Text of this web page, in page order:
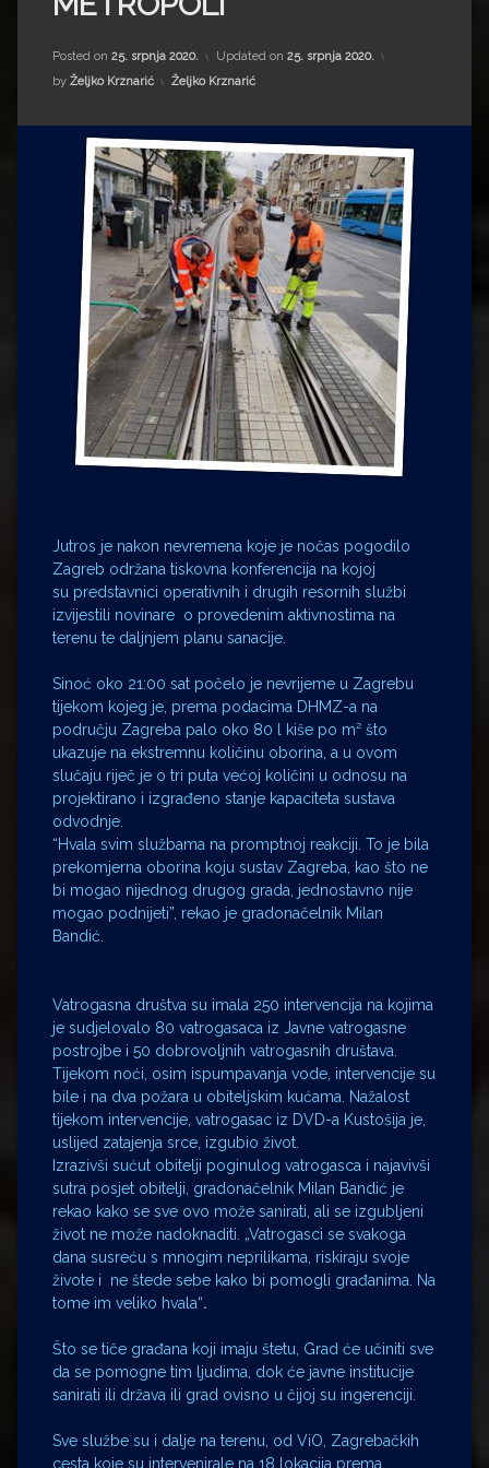
Impressum
Milenko Strižak
Drugi autori
Drugi autori
Ljiljana Lekanić-Kljaić
Željko Krznarić
Mario Lovreković
Miroslav Šantek
Posted on 25. srpnja 2020. Updated on 25. srpnja 2020.
by Željko Krznarić Kategorije:
Željko Krznarić
Jutros je nakon nevremena koje je nočas pogodilo
Zagreb održana tiskovna konferencija na kojoj
su predstavnici operativnih i drugih resornih službi
izvijestili novinare o provedenim aktivnostima na
terenu te daljnjem planu sanacije.
Sinoć oko 21:00 sat počelo je nevrijeme u Zagrebu
tijekom kojeg je, prema podacima DHMZ-a na
području Zagreba palo oko 80 l kiše po m² što
ukazuje na ekstremnu količinu oborina, a u ovom
slučaju riječ je o tri puta većoj količini u odnosu na
projektirano i izgrađeno stanje kapaciteta sustava
odvodnje.
“Hvala svim službama na promptnoj reakciji. To je bila
prekomjerna oborina koju sustav Zagreba, kao što ne
bi mogao nijednog drugog grada, jednostavno nije
mogao podnijeti”, rekao je gradonačelnik Milan
Bandić.
Vatrogasna društva su imala 250 intervencija na kojima
je sudjelovalo 80 vatrogasaca iz Javne vatrogasne
postrojbe i 50 dobrovoljnih vatrogasnih društava.
Tijekom noći, osim ispumpavanja vode, intervencije su
bile i na dva požara u obiteljskim kućama. Nažalost
tijekom intervencije, vatrogasac iz DVD-a Kustošija je,
uslijed zatajenja srce, izgubio život.
Izrazivši sućut obitelji poginulog vatrogasca i najavivši
sutra posjet obitelji, gradonačelnik Milan Bandić je
rekao kako se sve ovo može sanirati, ali se izgubljeni
život ne može nadoknaditi. „Vatrogasci se svakoga
dana susreću s mnogim neprilikama, riskiraju svoje
živote i ne štede sebe kako bi pomogli građanima. Na
tome im veliko hvala“.
Što se tiče građana koji imaju štetu, Grad će učiniti sve
da se pomogne tim ljudima, dok će javne institucije
sanirati ili država ili grad ovisno u čijoj su ingerenciji.
Sve službe su i dalje na terenu, od ViO, Zagrebačkih
cesta koje su intervenirale na 18 lokacija prema